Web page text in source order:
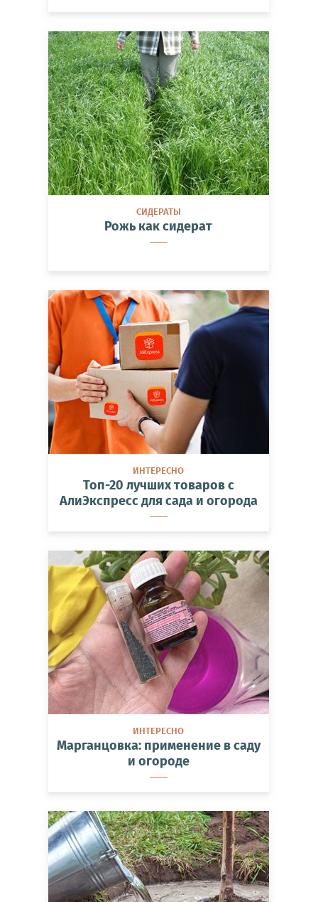
СИДЕРАТЫ
Рожь как сидерат
ИНТЕРЕСНО
Топ-20 лучших товаров с
АлиЭкспресс для сада и огорода
ИНТЕРЕСНО
Марганцовка: применение в саду
и огороде